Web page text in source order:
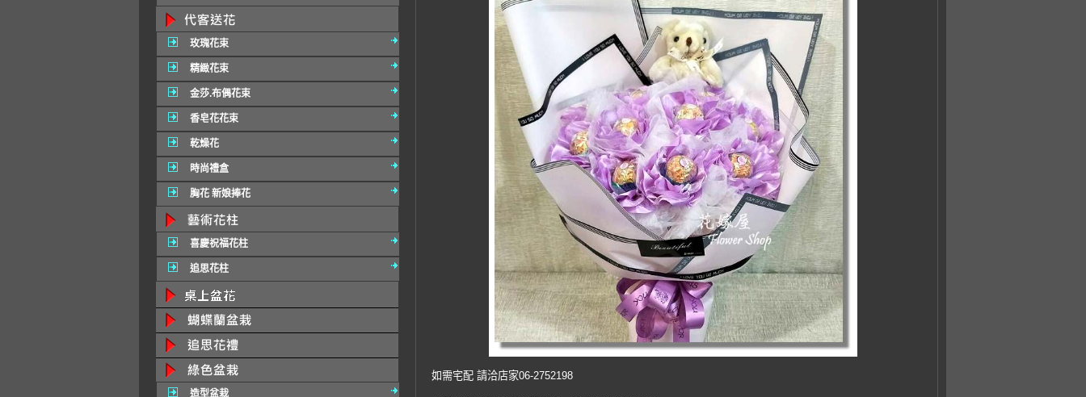
玫瑰花束
精緻花束
金莎.布偶花束
香皂花花束
乾燥花
時尚禮盒
胸花 新娘捧花
喜慶祝福花柱
追思花柱
造型盆栽
如需宅配 請洽店家06-2752198